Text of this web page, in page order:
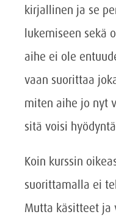
kirjallinen ja se
lukemiseen sekä
aihe ei ole
vaan suorittaa
miten aihe jo nyt
sitä voisi
Koin kurssin
suorittamalla ei
Mutta käsitteet ja